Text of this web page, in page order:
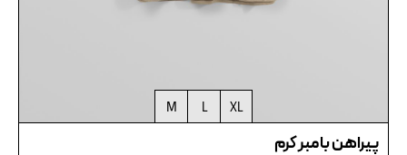
XL
L
M
پیراهن بامبر کرم